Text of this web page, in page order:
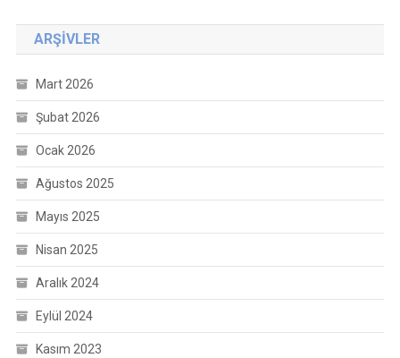
ARŞIVLER
Mart 2026
Şubat 2026
Ocak 2026
Ağustos 2025
Mayıs 2025
Nisan 2025
Aralık 2024
Eylül 2024
Kasım 2023